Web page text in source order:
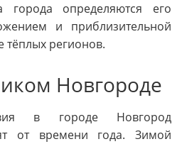
города определяются его
и приблизительной
тёплых регионов.
Новгороде
в городе Новгород
от времени года. Зимой